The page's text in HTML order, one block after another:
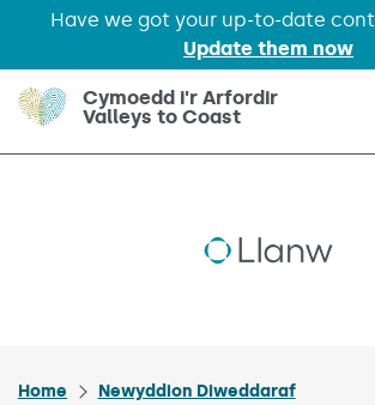
Have we got your up-to-date
Update them now
Skip to main content
Cymoedd i'r Arfordir
Valleys to Coast
Home
Newyddion Diweddaraf